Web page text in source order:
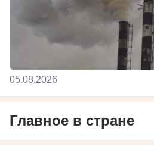
05.08.2026
Главное в стране